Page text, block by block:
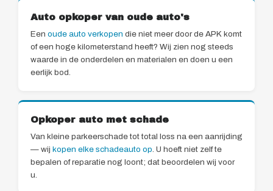
Auto opkoper van oude auto's
Een oude auto verkopen die niet meer door de APK komt
of een hoge kilometerstand heeft? Wij zien nog steeds
waarde in de onderdelen en materialen en doen u een
eerlijk bod.
Opkoper auto met schade
Van kleine parkeerschade tot total loss na een aanrijding
— wij kopen elke schadeauto op. U hoeft niet zelf te
bepalen of reparatie nog loont; dat beoordelen wij voor
u.